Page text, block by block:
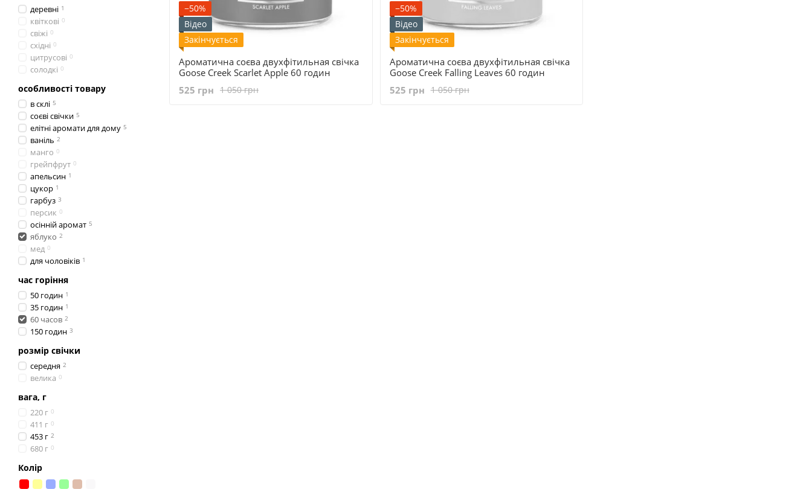
−50%
Відео
Закінчується
Ароматична соєва двухфітильная свічка
Goose Creek Scarlet Apple 60 годин
1 050 грн
525 грн
−50%
Відео
Закінчується
Ароматична соєва двухфітильная свічка
Goose Creek Falling Leaves 60 годин
1 050 грн
525 грн
деревні 1
квіткові 0
свіжі 0
східні 0
цитрусові 0
солодкі 0
особливості товару
в склі 5
соєві свічки 5
елітні аромати для дому 5
ваніль 2
манго 0
грейпфрут 0
апельсин 1
цукор 1
гарбуз 3
персик 0
осінній аромат 5
яблуко 2
мед 0
для чоловіків 1
час горіння
50 годин 1
35 годин 1
60 часов 2
150 годин 3
розмір свічки
середня 2
велика 0
вага, г
220 г 0
411 г 0
453 г 2
680 г 0
Колір